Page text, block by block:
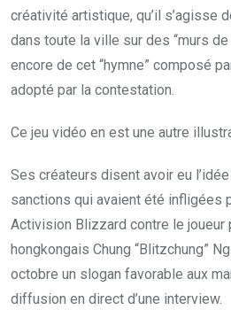
créativité artistique, qu’il s’agisse
dans toute la ville sur des “murs
encore de cet “hymne” composé
adopté par la contestation.
Ce jeu vidéo en est une autre
Ses créateurs disent avoir eu
sanctions qui avaient été infligées
Activision Blizzard contre le joueur
hongkongais Chung “Blitzchung”
octobre un slogan favorable aux
diffusion en direct d’une interview.